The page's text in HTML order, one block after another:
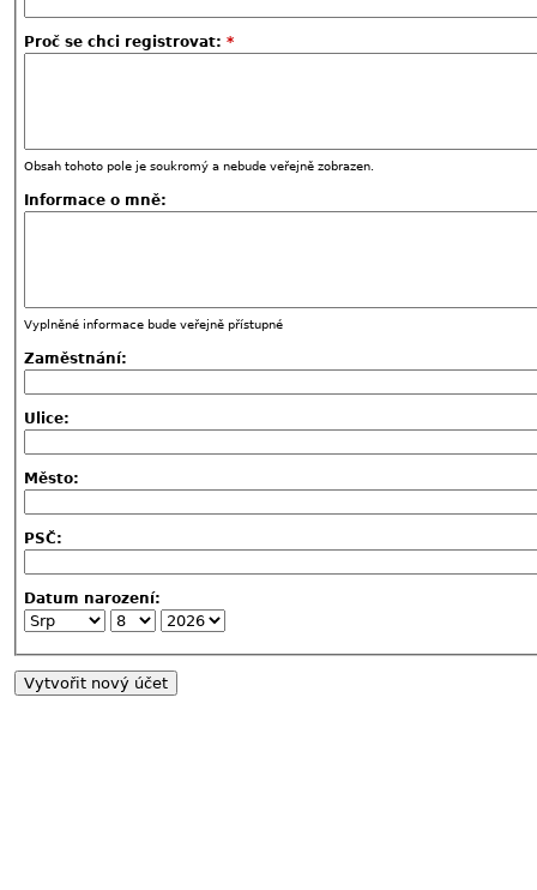
Proč se chci registrovat: *
Obsah tohoto pole je soukromý a nebude veřejně zobrazen.
Informace o mně:
Vyplněné informace bude veřejně přístupné
Zaměstnání:
Ulice:
Město:
PSČ:
Datum narození: